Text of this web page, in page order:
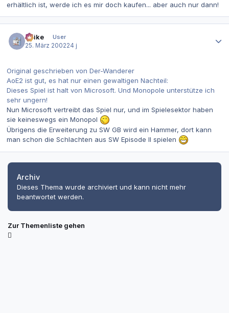
erhältlich ist, werde ich es mir doch kaufen... aber auch nur dann!
Spike
User
25. März 200224 j
Original geschrieben von Der-Wanderer
AoE2 ist gut, es hat nur einen gewaltigen Nachteil:
Dieses Spiel ist halt von Microsoft. Und Monopole unterstütze ich
sehr ungern!
Nun Microsoft vertreibt das Spiel nur, und im Spielesektor haben
sie keineswegs ein Monopol
Übrigens die Erweiterung zu SW GB wird ein Hammer, dort kann
man schon die Schlachten aus SW Episode II spielen
Archiv
Dieses Thema wurde archiviert und kann nicht mehr
beantwortet werden.
Zur Themenliste gehen